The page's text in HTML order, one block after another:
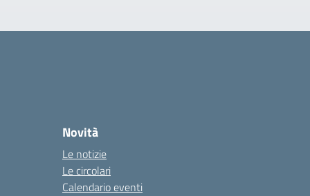
Novità
Le notizie
Le circolari
Calendario eventi